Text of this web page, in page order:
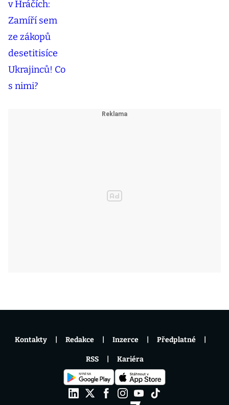
Kontakty Redakce Inzerce Předplatné
RSS Kariéra